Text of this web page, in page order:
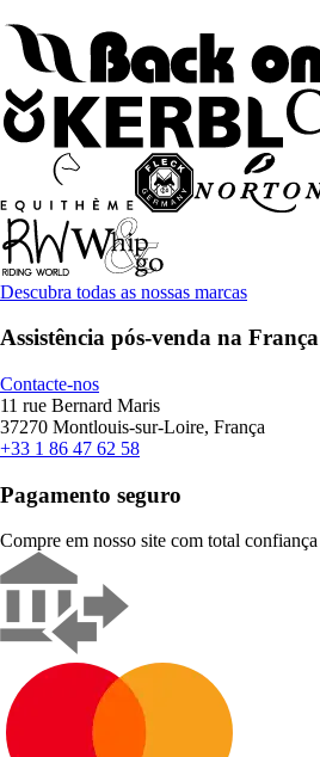
Descubra todas as nossas marcas
Assistência pós-venda na França
Contacte-nos
11 rue Bernard Maris
37270 Montlouis-sur-Loire, França
+33 1 86 47 62 58
Pagamento seguro
Compre em nosso site com total confiança